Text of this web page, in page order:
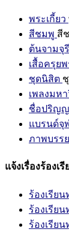
พระเกี้ยว
สีชมพู สี
ต้นจามจุรี
เสื้อครุย
ชุดนิสิต
เพลงมห
ชื่อปริญ
แบรนด์จุ
ภาพบรร
แจ้งเรื่องร้องเ
ร้องเรีย
ร้องเรีย
ร้องเรีย